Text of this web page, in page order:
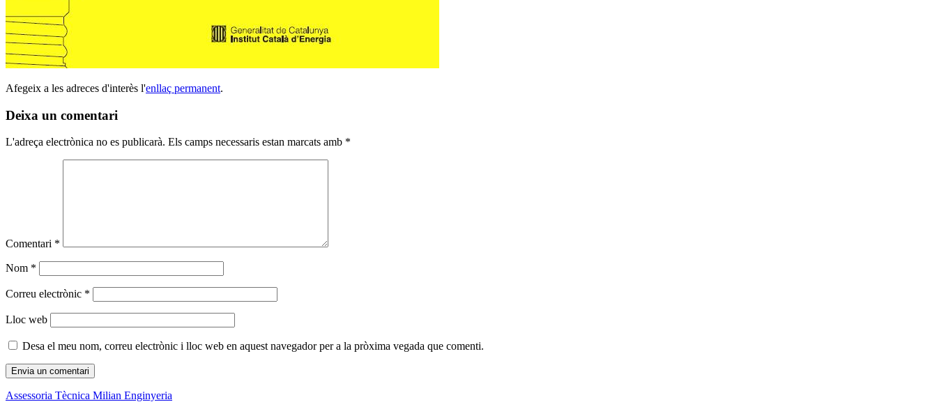
Afegeix a les adreces d'interès l'enllaç permanent.
Deixa un comentari
L'adreça electrònica no es publicarà. Els camps necessaris estan marcats amb *
Comentari *
Nom *
Correu electrònic *
Lloc web
Desa el meu nom, correu electrònic i lloc web en aquest navegador per a la pròxima vegada que comenti.
Assessoria Tècnica Milian Enginyeria